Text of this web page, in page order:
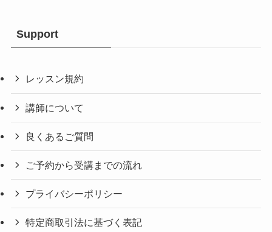
Support
レッスン規約
講師について
良くあるご質問
ご予約から受講までの流れ
プライバシーポリシー
特定商取引法に基づく表記